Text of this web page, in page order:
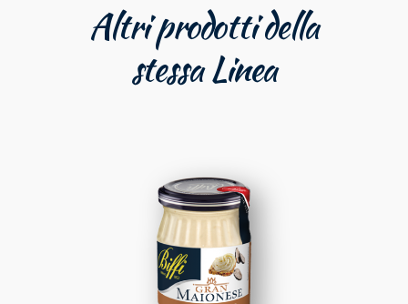
Altri prodotti della
stessa Linea